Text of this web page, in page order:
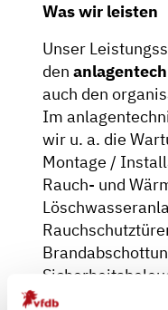
Was wir leisten
Unser
den
auch den
Im
wir u. a. die
Montage /
Rauch- und